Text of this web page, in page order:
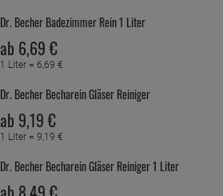
Dr. Becher Badezimmer Rein 1 Liter
ab 6,69 €
1 Liter = 6,69 €
Dr. Becher Becharein Gläser Reiniger
ab 9,19 €
1 Liter =9,19 €
Dr. Becher Becharein Gläser Reiniger 1 Liter